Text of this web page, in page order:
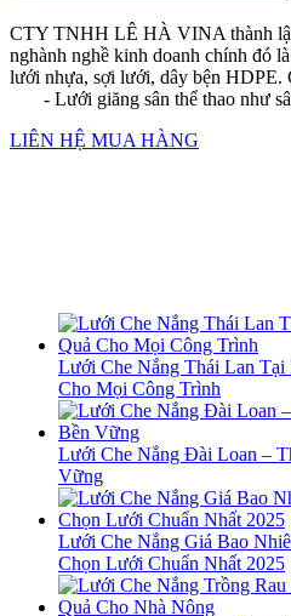
CTY TNHH LÊ HÀ VINA thành
nghành nghề kinh doanh chính đó
lưới nhựa, sợi lưới, dây bện
- Lưới giăng sân thể thao như
LIÊN HỆ MUA HÀNG
Lưới Che Nắng Thái Lan
Cho Mọi Công Trình
Lưới Che Nắng Đài Loan –
Vững
Lưới Che Nắng Giá Bao
Chọn Lưới Chuẩn Nhất 2025